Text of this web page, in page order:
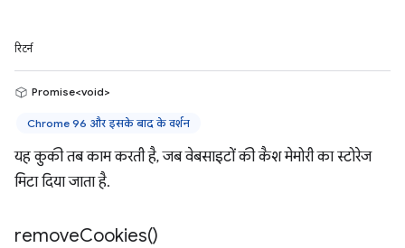
रिटर्न
Promise<void>
Chrome 96 और इसके बाद के वर्शन
यह कुकी तब काम करती है, जब वेबसाइटों की कैश मेमोरी का स्टोरेज
मिटा दिया जाता है.
removeCookies()